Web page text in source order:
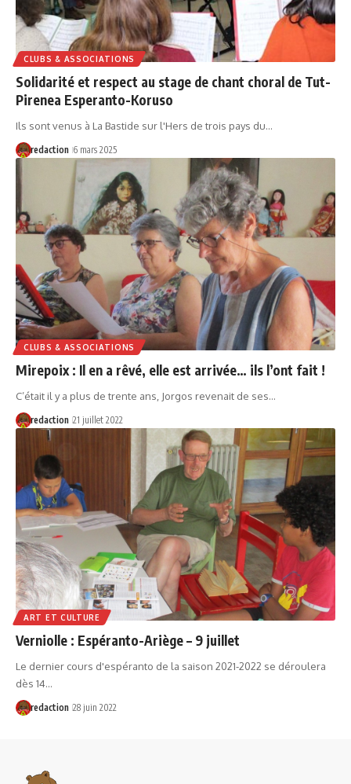
CLUBS & ASSOCIATIONS
Solidarité et respect au stage de chant choral de Tut-
Pirenea Esperanto-Koruso
Ils sont venus à La Bastide sur l'Hers de trois pays du…
redaction 6 mars 2025
CLUBS & ASSOCIATIONS
Mirepoix : Il en a rêvé, elle est arrivée… ils l’ont fait !
C’était il y a plus de trente ans, Jorgos revenait de ses…
redaction 21 juillet 2022
ART ET CULTURE
Verniolle : Espéranto-Ariège – 9 juillet
Le dernier cours d'espéranto de la saison 2021-2022 se déroulera
dès 14…
redaction 28 juin 2022